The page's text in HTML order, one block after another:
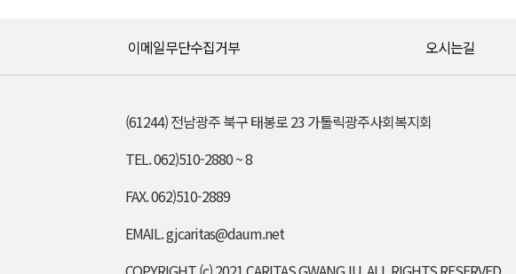
이메일무단수집거부 오시는길
(61244) 전남광주 북구 태봉로 23 가톨릭광주사회복지회
TEL. 062)510-2880 ~ 8
FAX. 062)510-2889
EMAIL. gjcaritas@daum.net